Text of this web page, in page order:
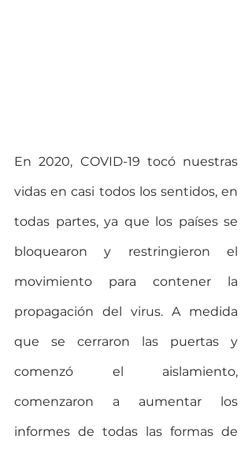
En 2020, COVID-19 tocó nuestras
vidas en casi todos los sentidos, en
todas partes, ya que los países se
bloquearon y restringieron el
movimiento para contener la
propagación del virus. A medida
que se cerraron las puertas y
comenzó el aislamiento,
comenzaron a aumentar los
informes de todas las formas de